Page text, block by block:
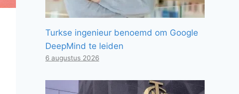
Turkse ingenieur benoemd om Google
DeepMind te leiden
6 augustus 2026